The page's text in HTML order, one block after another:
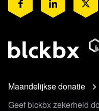
Maandelijkse donatie
Geef blckbx zekerheid